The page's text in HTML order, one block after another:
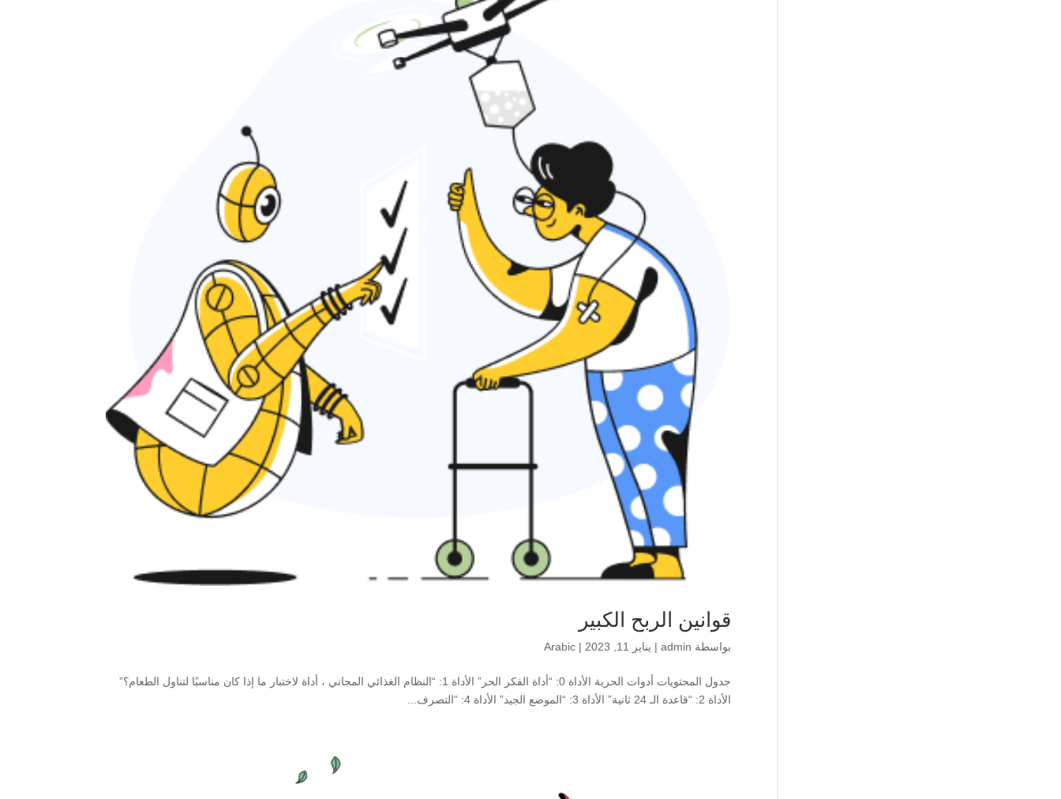
قوانين الربح الكبير
بواسطة admin
| يناير 11, 2023 |
Arabic
جدول المحتويات أدوات الحرية الأداة 0: “أداة الفكر الحر” الأداة 1: “النظام الغذائي المجاني ، أداة لاختبار ما إذا كان مناسبًا لتناول الطعام؟”
الأداة 2: “قاعدة الـ 24 ثانية” الأداة 3: “الموضع الجيد” الأداة 4: “التصرف...